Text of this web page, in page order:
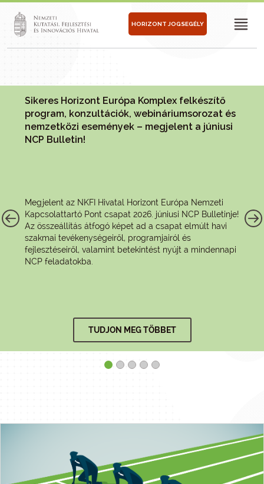
HORIZONT JOGSEGÉLY
Sikeres Horizont Európa Komplex felkészítő
program, konzultációk, webináriumsorozat és
nemzetközi események – megjelent a júniusi
NCP Bulletin!
Megjelent az NKFI Hivatal Horizont Európa Nemzeti
Kapcsolattartó Pont csapat 2026. júniusi NCP Bulletinje!
Az összeállítás átfogó képet ad a csapat elmúlt havi
szakmai tevékenységeiről, programjairól és
fejlesztéseiről, valamint betekintést nyújt a mindennapi
NCP feladatokba.
TUDJON MEG TÖBBET